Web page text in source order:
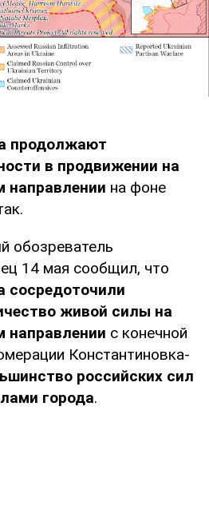
продолжают
в продвижении на
направлении на фоне
обозреватель
14 мая сообщил, что
сосредоточили
живой силы на
направлении с конечной
Константиновка-
российских сил
города.